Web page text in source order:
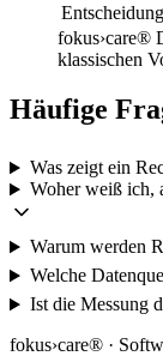
fokus›care®
klassischen
Häufige
Was zeigt ein
Woher weiß ich,
Warum werden
Welche
Ist die Messung
fokus›care® ·